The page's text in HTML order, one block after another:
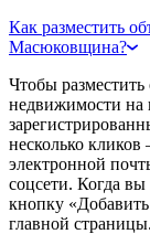
Как разместить
Масюковщина?
Чтобы
недвижимости на
несколько
электронной
соцсети. Когда
кнопку
главной страницы.